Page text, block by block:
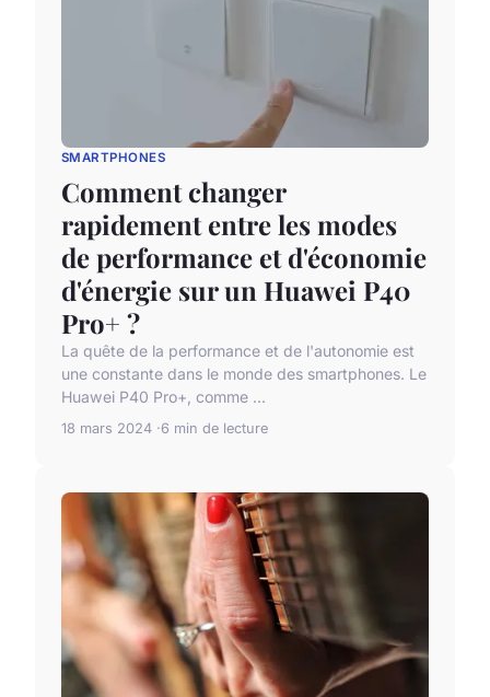
SMARTPHONES
Comment changer
rapidement entre les modes
de performance et d'économie
d'énergie sur un Huawei P40
Pro+ ?
La quête de la performance et de l'autonomie est
une constante dans le monde des smartphones. Le
Huawei P40 Pro+, comme ...
18 mars 2024 6 min de lecture